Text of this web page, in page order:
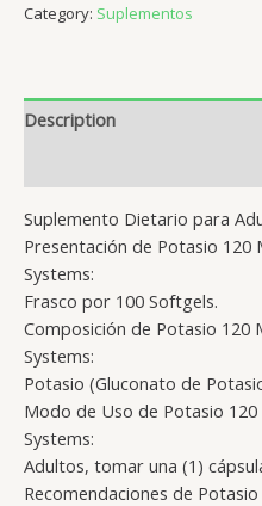
Category: Suplementos
Description
Suplemento Dietario para
Presentación de Potasio 120
Systems:
Frasco por 100 Softgels.
Composición de Potasio 120
Systems:
Potasio (Gluconato de
Modo de Uso de Potasio
Systems:
Adultos, tomar una (1)
Recomendaciones de